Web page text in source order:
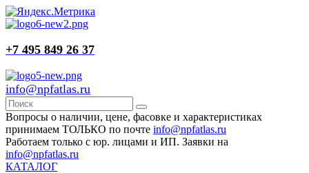
+7 495 849 26 37
info@npfatlas.ru
Вопросы о наличии, цене, фасовке и характеристиках
принимаем ТОЛЬКО по почте info@npfatlas.ru
Работаем только с юр. лицами и ИП. Заявки на
info@npfatlas.ru
КАТАЛОГ